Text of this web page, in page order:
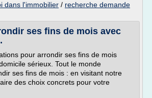
dans l'immobilier / recherche demande
ses fins de mois avec
pour arrondir ses fins de mois
sérieux. Tout le monde
ses fins de mois : en visitant notre
des choix concrets pour votre